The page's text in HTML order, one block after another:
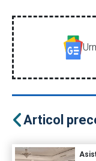
Articol